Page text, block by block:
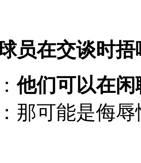
员在交谈时
他们可以在
：那可能是侮